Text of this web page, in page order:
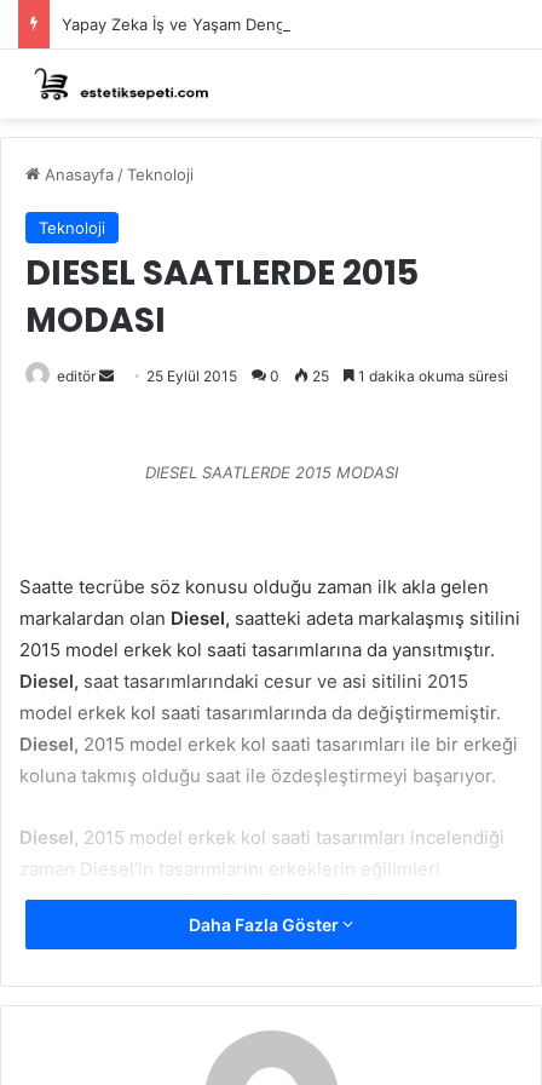
Yapay Zeka İş ve Yaşam Dengemizi Değiştiriyor?
Anasayfa /Teknoloji
Teknoloji
DIESEL SAATLERDE 2015
MODASI
editör
Bir
25 Eylül 2015 0 25 1 dakika okuma süresi
DIESEL SAATLERDE 2015 MODASI
Saatte tecrübe söz konusu olduğu zaman ilk akla gelen
markalardan olan Diesel, saatteki adeta markalaşmış sitilini
2015 model erkek kol saati tasarımlarına da yansıtmıştır.
Diesel, saat tasarımlarındaki cesur ve asi sitilini 2015
model erkek kol saati tasarımlarında da değiştirmemiştir.
Diesel, 2015 model erkek kol saati tasarımları ile bir erkeği
koluna takmış olduğu saat ile özdeşleştirmeyi başarıyor.
Diesel, 2015 model erkek kol saati tasarımları incelendiği
zaman Diesel’in tasarımlarını erkeklerin eğilimleri
doğrultusunda değil de kendi yeni eğilimler ortaya
çıkararak tasarladığı rahatlıkla görülebilir.
utangaç olmayan çılgın ruhunu bir defa daha yansıtarak
diğer markalardan farklı bir kimliğe ve görüntüye sahip
Diesel,
2015 model erkek kol saati
Daha Fazla Göster